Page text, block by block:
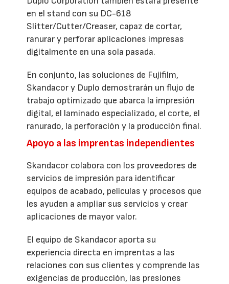
en el stand con su DC-618
Slitter/Cutter/Creaser, capaz de cortar,
ranurar y perforar aplicaciones impresas
digitalmente en una sola pasada.
En conjunto, las soluciones de Fujifilm,
Skandacor y Duplo demostrarán un flujo de
trabajo optimizado que abarca la impresión
digital, el laminado especializado, el corte, el
ranurado, la perforación y la producción final.
Apoyo a las imprentas independientes
Skandacor colabora con los proveedores de
servicios de impresión para identificar
equipos de acabado, películas y procesos que
les ayuden a ampliar sus servicios y crear
aplicaciones de mayor valor.
El equipo de Skandacor aporta su
experiencia directa en imprentas a las
relaciones con sus clientes y comprende las
exigencias de producción, las presiones